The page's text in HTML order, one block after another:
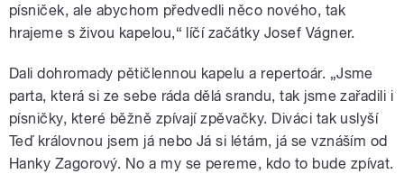
písniček, ale abychom předvedli něco nového, tak
hrajeme s živou kapelou,“ líčí začátky Josef Vágner.
Dali dohromady pětičlennou kapelu a repertoár. „Jsme
parta, která si ze sebe ráda dělá srandu, tak jsme zařadili i
písničky, které běžně zpívají zpěvačky. Diváci tak uslyší
Teď královnou jsem já nebo Já si létám, já se vznáším od
Hanky Zagorový. No a my se pereme, kdo to bude zpívat.